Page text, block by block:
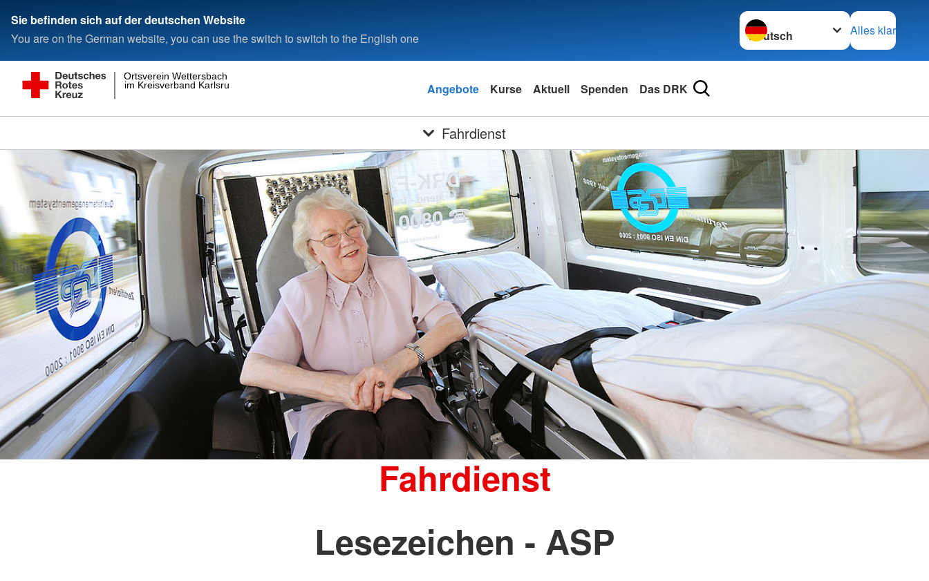
Sie befinden sich auf der deutschen Website
You are on the German website, you can use the switch to switch to the English one
Sprache wechseln zu
Alles klar
im Kreisverband Karlsruhe e.V.
Ortsverein Wettersbach
Angebote Kurse Aktuell Spenden Das DRK
Fahrdienst
Fahrdienst
Lesezeichen - ASP